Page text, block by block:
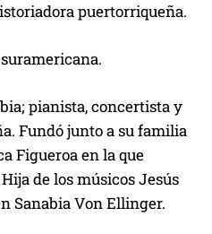
puertorriqueña.
pianista, concertista y
Fundó junto a su familia
Figueroa en la que
de los músicos Jesús
Sanabia Von Ellinger.